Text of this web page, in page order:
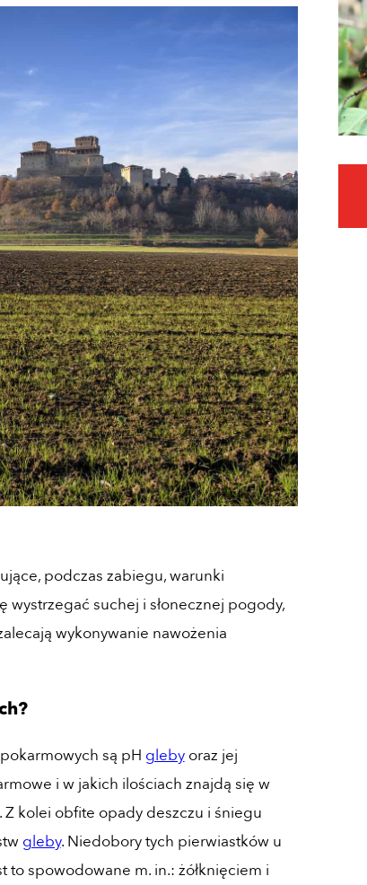
podczas zabiegu, warunki
suchej i słonecznej pogody,
wykonywanie nawożenia
są pH glebyoraz jej
i w jakich ilościach znajdą się w
kolei obfite opady deszczu i śniegu
gleby. Niedobory tych pierwiastków u
spowodowane m. in.: żółknięciem i